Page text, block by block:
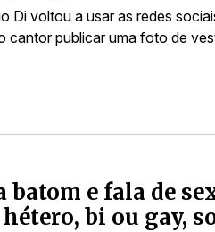
Di voltou a usar as redes
cantor publicar uma foto de
batom e fala de
hétero, bi ou gay,